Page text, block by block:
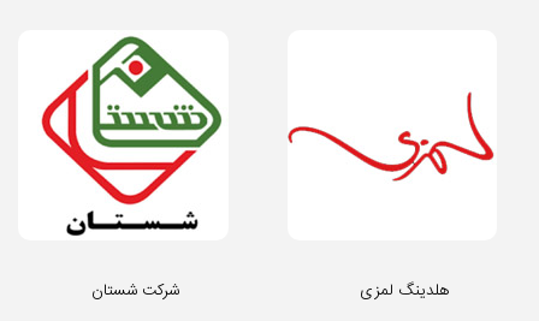
شرکت شستان هلدینگ لمزی